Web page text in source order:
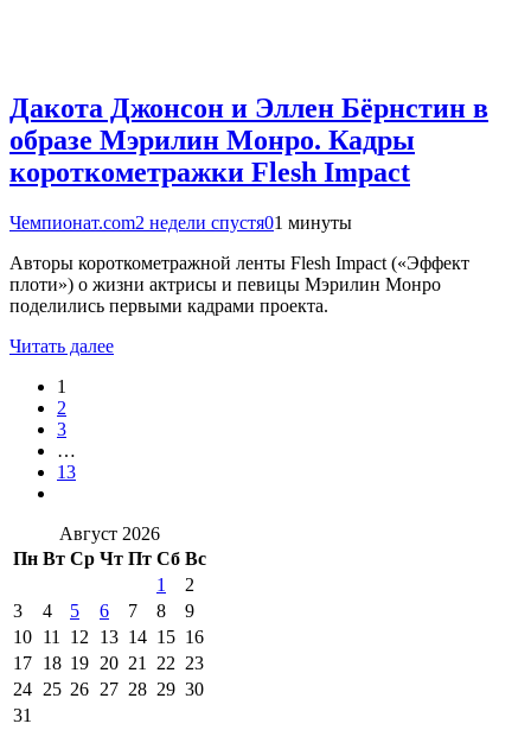
Дакота Джонсон и Эллен Бёрнстин в
образе Мэрилин Монро. Кадры
короткометражки Flesh Impact
Чемпионат.com2 недели спустя01 минуты
Авторы короткометражной ленты Flesh Impact («Эффект
плоти») о жизни актрисы и певицы Мэрилин Монро
поделились первыми кадрами проекта.
Читать далее
1
2
3
…
13
Август 2026
Пн Вт Ср Чт Пт Сб Вс
1
2
3
4 5 6 7 8
9
10 11 12 13 14 15 16
17 18 19 20 21 22 23
24 25 26 27 28 29 30
31